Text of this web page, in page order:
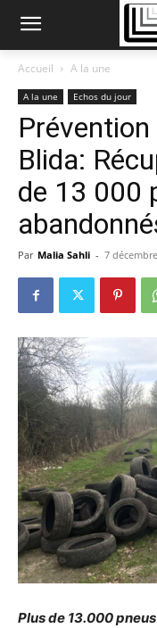
Accueil A la une
A la une Echos du jour
Blida:
de 13 000
Par Malia Sahli - 7
Plus de 13.000